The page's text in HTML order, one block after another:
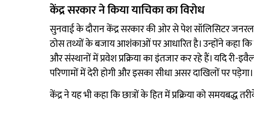
केंद्र सरकार ने किया याचिका का विरोध
सुनवाई के दौरान केंद्र सरकार की ओर से पेश सॉलिसिटर
ठोस तथ्यों के बजाय आशंकाओं पर आधारित है। उन्होंने कहा कि
और संस्थानों में प्रवेश प्रक्रिया का इंतजार कर रहे हैं। यदि री-
परिणामों में देरी होगी और इसका सीधा असर दाखिलों पर पड़ेगा।
केंद्र ने यह भी कहा कि छात्रों के हित में प्रक्रिया को समयबद्ध